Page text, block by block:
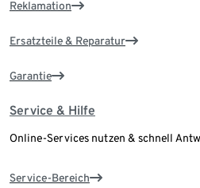
Reklamation
Ersatzteile & Reparatur
Garantie
Service & Hilfe
Online-Services nutzen & schnell
Service-Bereich